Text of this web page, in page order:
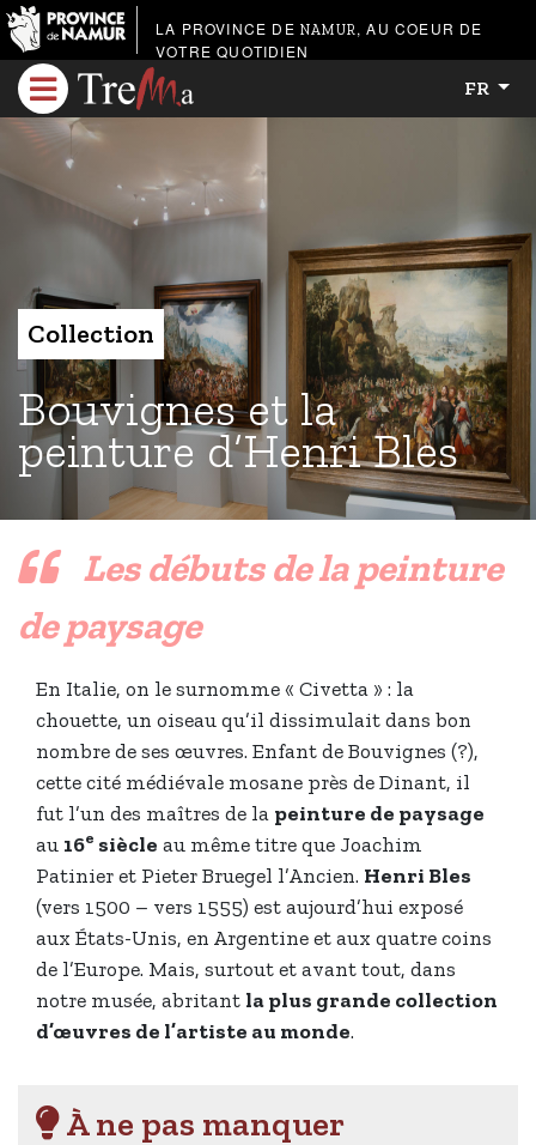
LA PROVINCE DE NAMUR, AU COEUR DE
VOTRE QUOTIDIEN
FR
Collection
Bouvignes et la
peinture d’Henri Bles
Les débuts de la peinture
de paysage
En Italie, on le surnomme « Civetta » : la
chouette, un oiseau qu’il dissimulait dans bon
nombre de ses œuvres. Enfant de Bouvignes (?),
cette cité médiévale mosane près de Dinant, il
fut l’un des maîtres de la peinture de paysage
au 16e siècle au même titre que Joachim
Patinier et Pieter Bruegel l’Ancien. Henri Bles
(vers 1500 – vers 1555) est aujourd’hui exposé
aux États-Unis, en Argentine et aux quatre coins
de l’Europe. Mais, surtout et avant tout, dans
notre musée, abritant la plus grande collection
d’œuvres de l’artiste au monde.
À ne pas manquer